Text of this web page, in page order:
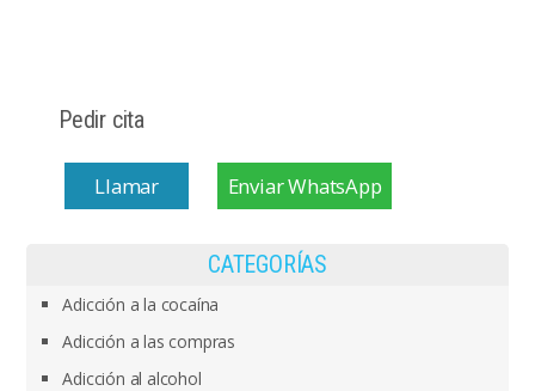
Pedir cita
Llamar Enviar WhatsApp
CATEGORÍAS
Adicción a la cocaína
Adicción a las compras
Adicción al alcohol